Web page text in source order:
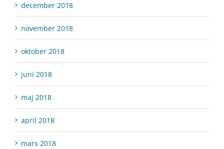
december 2018
november 2018
oktober 2018
juni 2018
maj 2018
april 2018
mars 2018